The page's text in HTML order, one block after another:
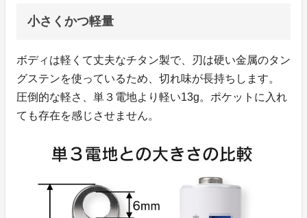
小さくかつ軽量
ボディは軽くて丈夫なチタン製で、刃は硬い金属のタン
グステンを使っているため、切れ味が長持ちします。
圧倒的な軽さ、単３電地より軽い13g。ポケットに入れ
ても存在を感じさせません。